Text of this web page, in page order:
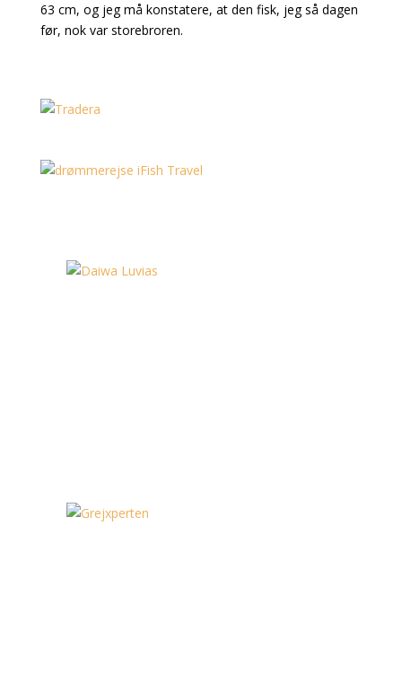
63 cm, og jeg må konstatere, at den fisk, jeg så dagen
før, nok var storebroren.